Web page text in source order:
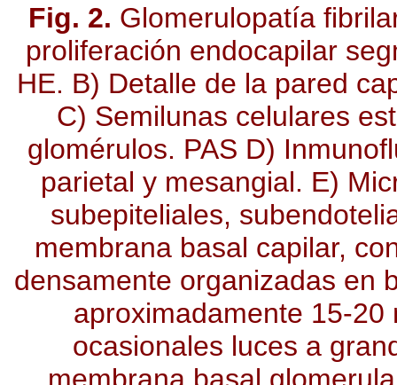
Fig. 2. Glomerulopatía
proliferación endocapilar
HE. B) Detalle de la pared
C) Semilunas celulares
glomérulos. PAS D)
parietal y mesangial. E)
subepiteliales,
membrana basal capilar,
densamente organizadas en
aproximadamente 15-
ocasionales luces a